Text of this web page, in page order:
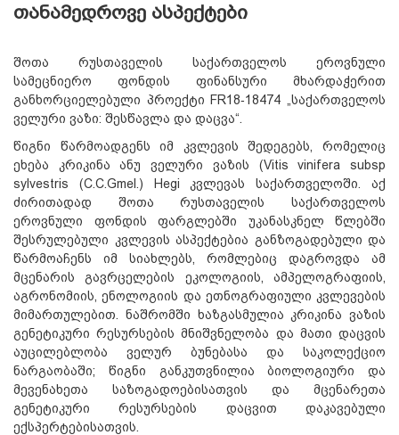
თანამედროვე ასპექტები
შოთა რუსთაველის საქართველოს ეროვნული
სამეცნიერო ფონდის ფინანსური მხარდაჭერით
განხორციელებული პროექტი FR18‐18474 „საქართველოს
ველური ვაზი: შესწავლა და დაცვა“.
წიგნი წარმოადგენს იმ კვლევის შედეგებს, რომელიც
ეხება კრიკინა ანუ ველური ვაზის (Vitis vinifera subsp
sylvestris (C.C.Gmel.) Hegi კვლევას საქართველოში. აქ
ძირითადად შოთა რუსთაველის საქართველოს
ეროვნული ფონდის ფარგლებში უკანასკნელ წლებში
შესრულებული კვლევის ასპექტებია განზოგადებული და
წარმოაჩენს იმ სიახლებს, რომლებიც დაგროვდა ამ
მცენარის გავრცელების ეკოლოგიის, ამპელოგრაფიის,
აგრონომიის, ენოლოგიის და ეთნოგრაფიული კვლევების
მიმართულებით. ნაშრომში ხაზგასმულია კრიკინა ვაზის
გენეტიკური რესურსების მნიშვნელობა და მათი დაცვის
აუცილებლობა ველურ ბუნებასა და საკოლექციო
ნარგაობაში; წიგნი განკუთვნილია ბიოლოგიური და
მევენახეთა საზოგადოებისათვის და მცენარეთა
გენეტიკური რესურსების დაცვით დაკავებული
ექსპერტებისათვის.